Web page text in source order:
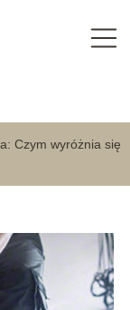
Czym wyróżnia się